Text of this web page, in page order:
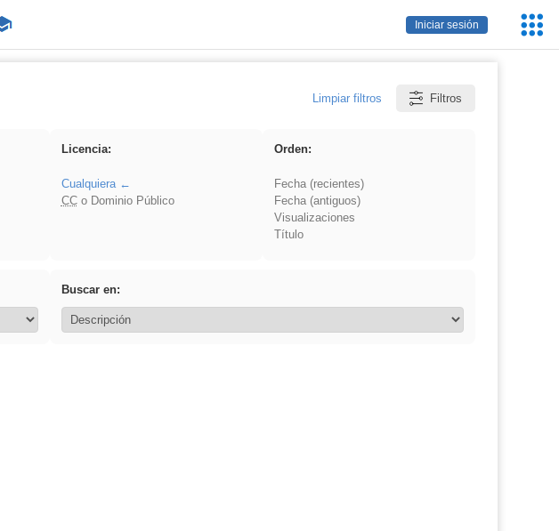
Iniciar sesión
Limpiar filtros Filtros
Licencia:
Cualquiera
CCo Dominio Público
Orden:
Fecha (recientes)
Fecha (antiguos)
Visualizaciones
Título
Buscar en: